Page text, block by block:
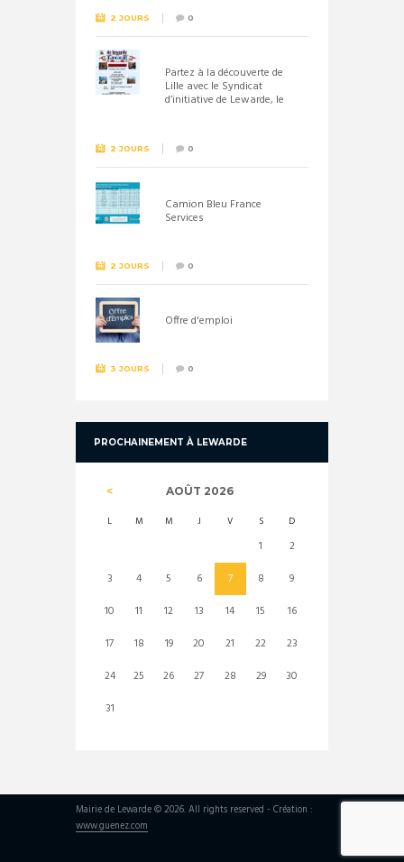
2 JOURS 0
Partez à la découverte de
Lille avec le Syndicat
d’initiative de Lewarde, le
2 JOURS 0
Camion Bleu France
Services
2 JOURS 0
Offre d'emploi
3 JOURS 0
PROCHAINEMENT À LEWARDE
AOÛT 2026
L M M J V S D
1
2
3
4 5 6 7 8
9
10
11 12 13 14 15
16
17
18 19 20 21 22
23
24
25 26 27 28 29
30
31
Mairie de Lewarde © 2026. All rights reserved - Création :
www.guenez.com